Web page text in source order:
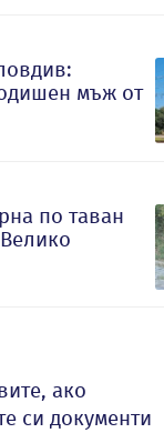
мъж от
по таван
ако
си документи